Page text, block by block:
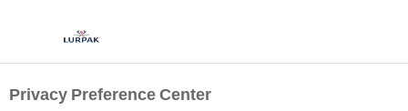
Privacy Preference Center